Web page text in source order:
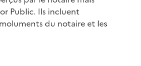
Public. Ils incluent
du notaire et les